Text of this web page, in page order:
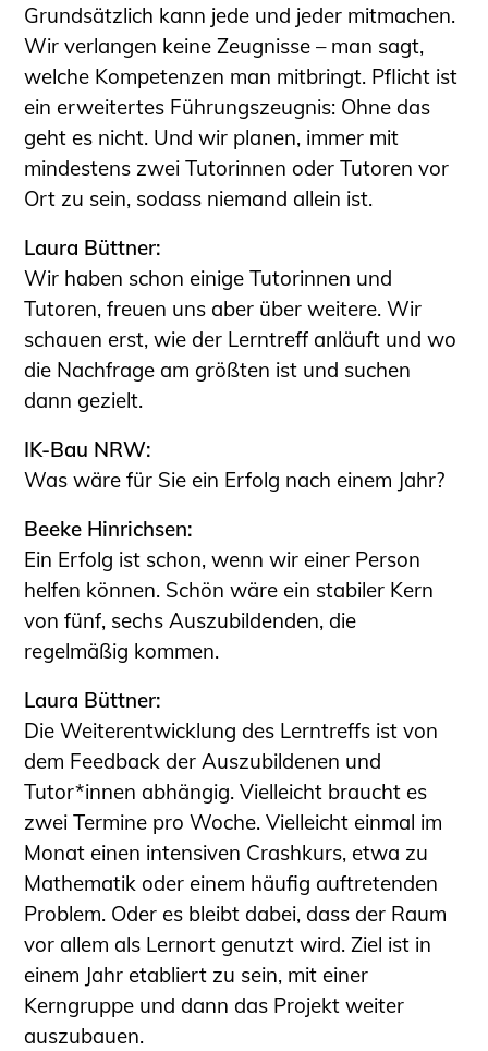
Grundsätzlich kann jede und jeder mitmachen.
Wir verlangen keine Zeugnisse – man sagt,
welche Kompetenzen man mitbringt. Pflicht ist
ein erweitertes Führungszeugnis: Ohne das
geht es nicht. Und wir planen, immer mit
mindestens zwei Tutorinnen oder Tutoren vor
Ort zu sein, sodass niemand allein ist.
Laura Büttner:
Wir haben schon einige Tutorinnen und
Tutoren, freuen uns aber über weitere. Wir
schauen erst, wie der Lerntreff anläuft und wo
die Nachfrage am größten ist und suchen
dann gezielt.
IK-Bau NRW:
Was wäre für Sie ein Erfolg nach einem Jahr?
Beeke Hinrichsen:
Ein Erfolg ist schon, wenn wir einer Person
helfen können. Schön wäre ein stabiler Kern
von fünf, sechs Auszubildenden, die
regelmäßig kommen.
Laura Büttner:
Die Weiterentwicklung des Lerntreffs ist von
dem Feedback der Auszubildenen und
Tutor*innen abhängig. Vielleicht braucht es
zwei Termine pro Woche. Vielleicht einmal im
Monat einen intensiven Crashkurs, etwa zu
Mathematik oder einem häufig auftretenden
Problem. Oder es bleibt dabei, dass der Raum
vor allem als Lernort genutzt wird. Ziel ist in
einem Jahr etabliert zu sein, mit einer
Kerngruppe und dann das Projekt weiter
auszubauen.